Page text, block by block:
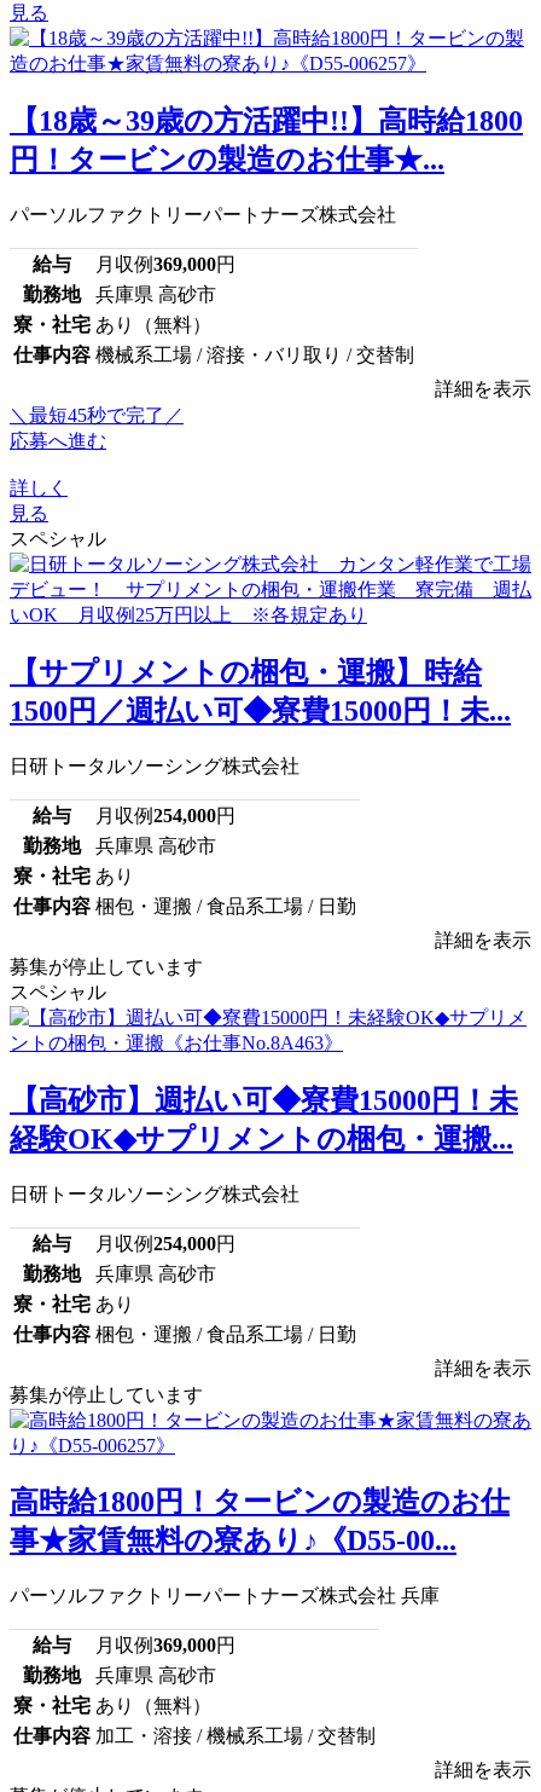
見る
【18歳～39歳の方活躍中!!】高時給1800
円！タービンの製造のお仕事★...
パーソルファクトリーパートナーズ株式会社
給与 月収例369,000円
勤務地
兵庫県 高砂市
寮・社宅 あり（無料）
仕事内容 機械系工場 / 溶接・バリ取り / 交替制
詳細を表示
＼最短45秒で完了／
応募へ進む
詳しく
見る
スペシャル
【サプリメントの梱包・運搬】時給
1500円／週払い可◆寮費15000円！未...
日研トータルソーシング株式会社
給与 月収例254,000円
勤務地
兵庫県 高砂市
寮・社宅 あり
仕事内容 梱包・運搬 / 食品系工場 / 日勤
詳細を表示
募集が停止しています
スペシャル
【高砂市】週払い可◆寮費15000円！未
経験OK◆サプリメントの梱包・運搬...
日研トータルソーシング株式会社
給与 月収例254,000円
勤務地
兵庫県 高砂市
寮・社宅 あり
仕事内容 梱包・運搬 / 食品系工場 / 日勤
詳細を表示
募集が停止しています
高時給1800円！タービンの製造のお仕
事★家賃無料の寮あり♪《D55-00...
パーソルファクトリーパートナーズ株式会社 兵庫
給与 月収例369,000円
勤務地
兵庫県 高砂市
寮・社宅 あり（無料）
仕事内容 加工・溶接 / 機械系工場 / 交替制
詳細を表示